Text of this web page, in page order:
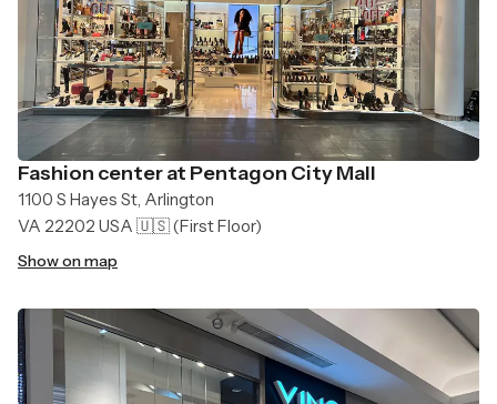
Fashion center at Pentagon City Mall
1100 S Hayes St, Arlington
VA 22202 USA 🇺🇸(First Floor)
Show on map